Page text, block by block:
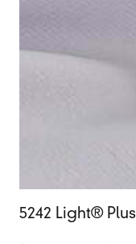
5242 Light® Plus